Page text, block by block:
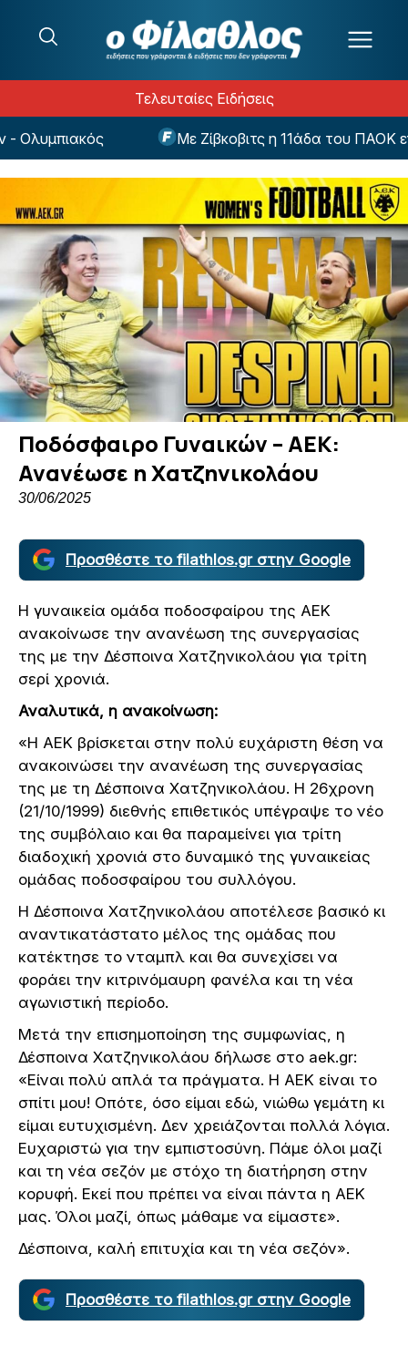
Τελευταίες Ειδήσεις
Με Ζίβκοβιτς η 11άδα του ΠΑΟΚ
Ποδόσφαιρο Γυναικών – ΑΕΚ:
Ανανέωσε η Χατζηνικολάου
30/06/2025
Προσθέστε το filathlos.gr στην Google
Η γυναικεία ομάδα ποδοσφαίρου της ΑΕΚ
ανακοίνωσε την ανανέωση της συνεργασίας
της με την Δέσποινα Χατζηνικολάου για τρίτη
σερί χρονιά.
Αναλυτικά, η ανακοίνωση:
«H AEK βρίσκεται στην πολύ ευχάριστη θέση να
ανακοινώσει την ανανέωση της συνεργασίας
της με τη Δέσποινα Χατζηνικολάου. Η 26χρονη
(21/10/1999) διεθνής επιθετικός υπέγραψε το νέο
της συμβόλαιο και θα παραμείνει για τρίτη
διαδοχική χρονιά στο δυναμικό της γυναικείας
ομάδας ποδοσφαίρου του συλλόγου.
Η Δέσποινα Χατζηνικολάου αποτέλεσε βασικό κι
αναντικατάστατο μέλος της ομάδας που
κατέκτησε το νταμπλ και θα συνεχίσει να
φοράει την κιτρινόμαυρη φανέλα και τη νέα
αγωνιστική περίοδο.
Μετά την επισημοποίηση της συμφωνίας, η
Δέσποινα Χατζηνικολάου δήλωσε στο aek.gr:
«Είναι πολύ απλά τα πράγματα. Η ΑΕΚ είναι το
σπίτι μου! Οπότε, όσο είμαι εδώ, νιώθω γεμάτη κι
είμαι ευτυχισμένη. Δεν χρειάζονται πολλά λόγια.
Ευχαριστώ για την εμπιστοσύνη. Πάμε όλοι μαζί
και τη νέα σεζόν με στόχο τη διατήρηση στην
κορυφή. Εκεί που πρέπει να είναι πάντα η ΑΕΚ
μας. Όλοι μαζί, όπως μάθαμε να είμαστε».
Δέσποινα, καλή επιτυχία και τη νέα σεζόν».
Προσθέστε το filathlos.gr στην Google